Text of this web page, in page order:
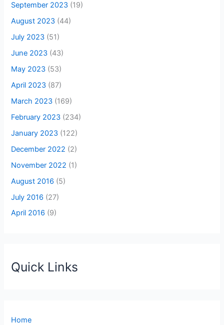
September 2023 (19)
August 2023 (44)
July 2023 (51)
June 2023 (43)
May 2023 (53)
April 2023 (87)
March 2023 (169)
February 2023 (234)
January 2023 (122)
December 2022 (2)
November 2022 (1)
August 2016 (5)
July 2016 (27)
April 2016 (9)
Quick Links
Home